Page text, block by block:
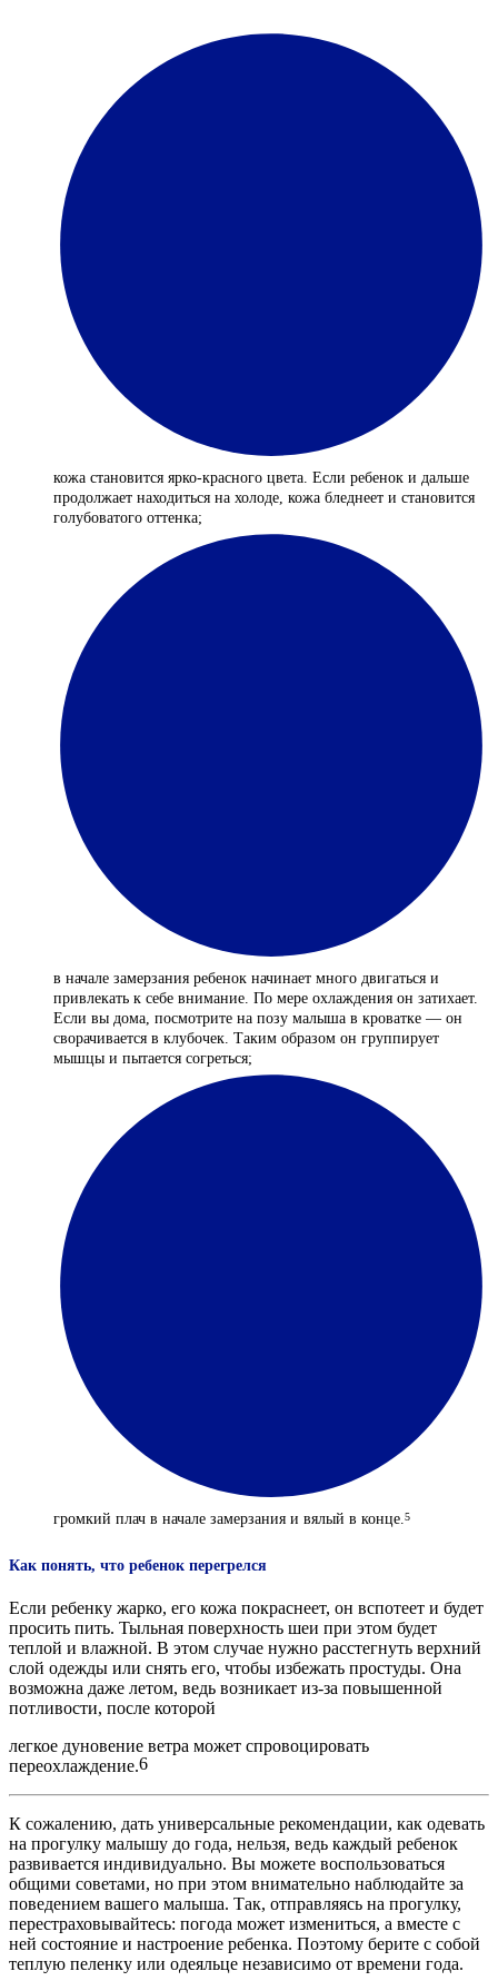
кожа становится ярко-красного цвета. Если ребенок и дальше
продолжает находиться на холоде, кожа бледнеет и становится
голубоватого оттенка;
в начале замерзания ребенок начинает много двигаться и
привлекать к себе внимание. По мере охлаждения он затихает.
Если вы дома, посмотрите на позу малыша в кроватке — он
сворачивается в клубочек. Таким образом он группирует
мышцы и пытается согреться;
громкий плач в начале замерзания и вялый в конце. 5
Как понять, что ребенок перегрелся
Если ребенку жарко, его кожа покраснеет, он вспотеет и будет
просить пить. Тыльная поверхность шеи при этом будет
теплой и влажной. В этом случае нужно расстегнуть верхний
слой одежды или снять его, чтобы избежать простуды. Она
возможна даже летом, ведь возникает из-за повышенной
потливости, после которой
легкое дуновение ветра может спровоцировать
переохлаждение.6
К сожалению, дать универсальные рекомендации, как одевать
на прогулку малышу до года, нельзя, ведь каждый ребенок
развивается индивидуально. Вы можете воспользоваться
общими советами, но при этом внимательно наблюдайте за
поведением вашего малыша. Так, отправляясь на прогулку,
перестраховывайтесь: погода может измениться, а вместе с
ней состояние и настроение ребенка. Поэтому берите с собой
теплую пеленку или одеяльце независимо от времени года.